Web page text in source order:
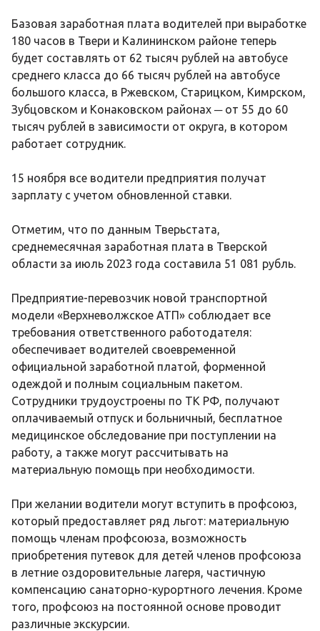
Базовая заработная плата водителей при выработке
180 часов в Твери и Калининском районе теперь
будет составлять от 62 тысяч рублей на автобусе
среднего класса до 66 тысяч рублей на автобусе
большого класса, в Ржевском, Старицком, Кимрском,
Зубцовском и Конаковском районах ─ от 55 до 60
тысяч рублей в зависимости от округа, в котором
работает сотрудник.
15 ноября все водители предприятия получат
зарплату с учетом обновленной ставки.
Отметим, что по данным Тверьстата,
среднемесячная заработная плата в Тверской
области за июль 2023 года составила 51 081 рубль.
Предприятие-перевозчик новой транспортной
модели «Верхневолжское АТП» соблюдает все
требования ответственного работодателя:
обеспечивает водителей своевременной
официальной заработной платой, форменной
одеждой и полным социальным пакетом.
Сотрудники трудоустроены по ТК РФ, получают
оплачиваемый отпуск и больничный, бесплатное
медицинское обследование при поступлении на
работу, а также могут рассчитывать на
материальную помощь при необходимости.
При желании водители могут вступить в профсоюз,
который предоставляет ряд льгот: материальную
помощь членам профсоюза, возможность
приобретения путевок для детей членов профсоюза
в летние оздоровительные лагеря, частичную
компенсацию санаторно-курортного лечения. Кроме
того, профсоюз на постоянной основе проводит
различные экскурсии.